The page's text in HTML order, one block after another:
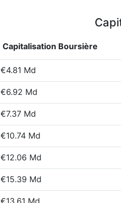
Capitalisation Boursière
€4.81 Md
€6.92 Md
€7.37 Md
€10.74 Md
€12.06 Md
€15.39 Md
€13.61 Md